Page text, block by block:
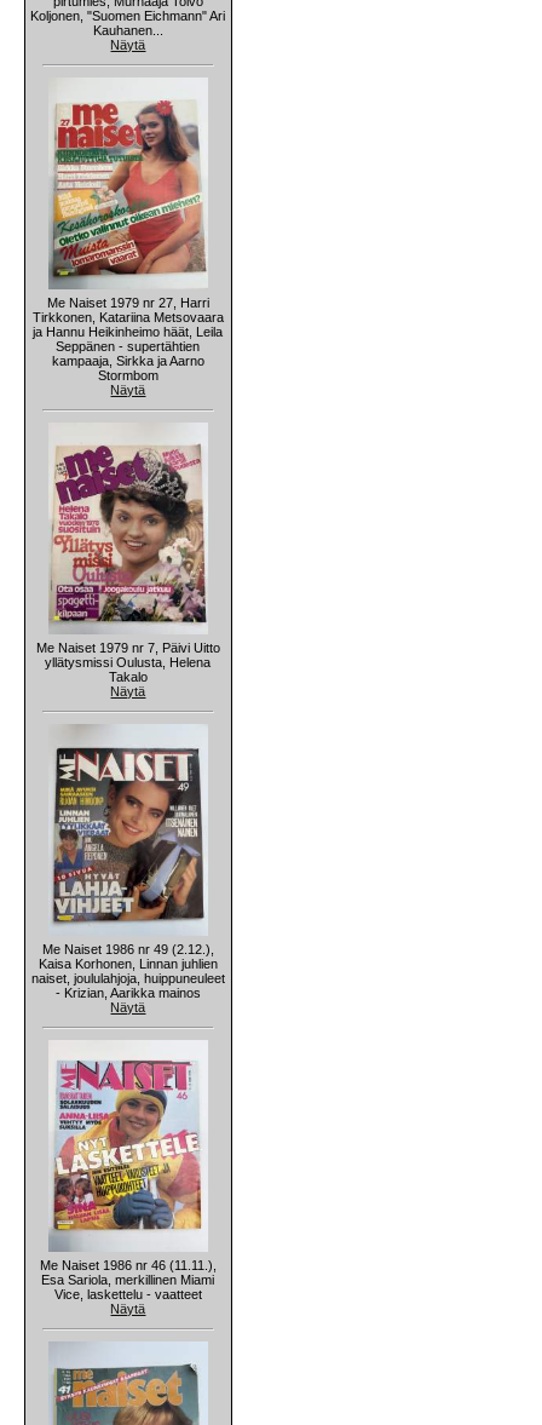
Koljonen, "Suomen Eichmann" Ari
Kauhanen...
Näytä
Me Naiset 1979 nr 27, Harri
Tirkkonen, Katariina Metsovaara
ja Hannu Heikinheimo häät, Leila
Seppänen - supertähtien
kampaaja, Sirkka ja Aarno
Stormbom
Näytä
Me Naiset 1979 nr 7, Päivi Uitto
yllätysmissi Oulusta, Helena
Takalo
Näytä
Me Naiset 1986 nr 49 (2.12.),
Kaisa Korhonen, Linnan juhlien
naiset, joululahjoja, huippuneuleet
- Krizian, Aarikka mainos
Näytä
Me Naiset 1986 nr 46 (11.11.),
Esa Sariola, merkillinen Miami
Vice, laskettelu - vaatteet
Näytä